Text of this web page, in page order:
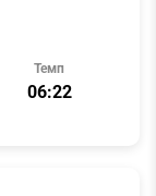
Темп
06:22